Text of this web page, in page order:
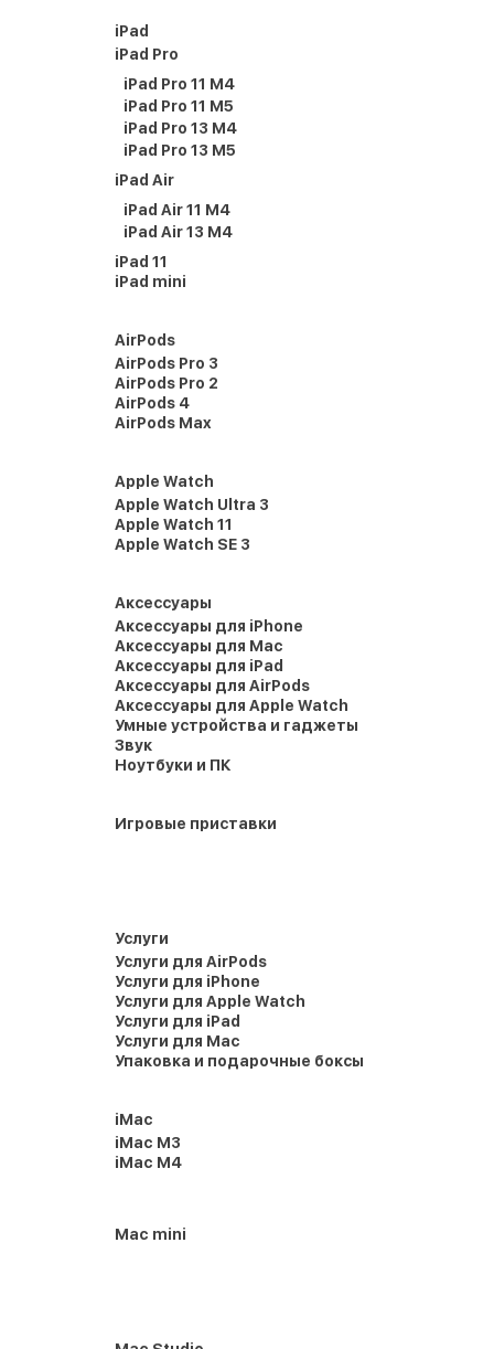
iPad
iPad Pro
iPad Pro 11 M4
iPad Pro 11 M5
iPad Pro 13 M4
iPad Pro 13 M5
iPad Air
iPad Air 11 M4
iPad Air 13 M4
iPad 11
iPad mini
AirPods
AirPods Pro 3
AirPods Pro 2
AirPods 4
AirPods Max
Apple Watch
Apple Watch Ultra 3
Apple Watch 11
Apple Watch SE 3
Аксессуары
Аксессуары для iPhone
Аксессуары для Mac
Аксессуары для iPad
Аксессуары для AirPods
Аксессуары для Apple Watch
Умные устройства и гаджеты
Звук
Ноутбуки и ПК
Игровые приставки
Услуги
Услуги для AirPods
Услуги для iPhone
Услуги для Apple Watch
Услуги для iPad
Услуги для Mac
Упаковка и подарочные боксы
iMac
iMac M3
iMac M4
Mac mini